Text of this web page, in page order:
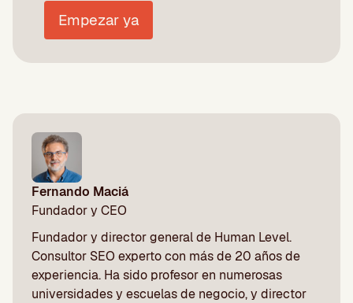
Empezar ya
Fernando Maciá
Fundador y CEO
Fundador y director general de Human Level.
Consultor SEO experto con más de 20 años de
experiencia. Ha sido profesor en numerosas
universidades y escuelas de negocio, y director